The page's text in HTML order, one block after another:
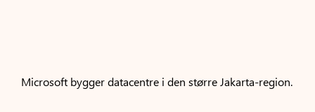
Microsoft bygger datacentre i den større Jakarta-region.